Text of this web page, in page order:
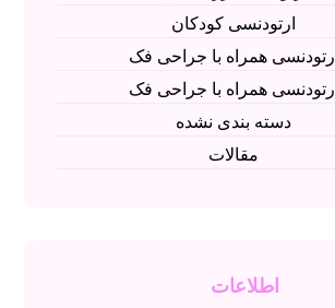
ارتودنسی کودکان
ارتودنسی همراه با جراحی فک
ارتودنسی همراه با جراحی فک
دسته بندی نشده
مقالات
اطلاعات